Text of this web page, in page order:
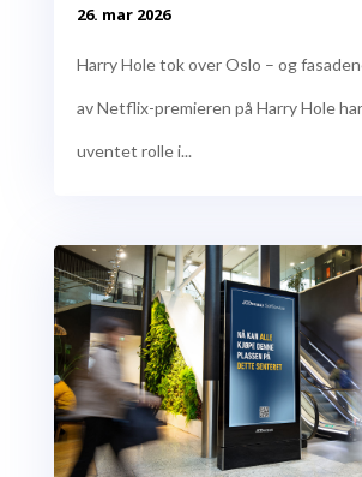
26. mar 2026
Harry Hole tok over Oslo – og
av Netflix-premieren på Harry Hole
uventet rolle i...